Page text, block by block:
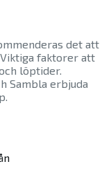
det att
faktorer att
löptider.
Sambla erbjuda